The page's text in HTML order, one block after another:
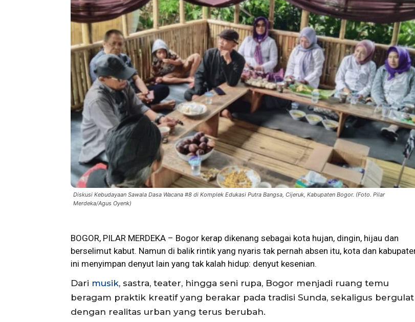
Diskusi Kebudayaan Sawala Dasa Wacana #8 di Komplek Edukasi Putra Bangsa, Cijeruk, Kabupaten Bogor. (Foto. Pilar
Merdeka/Agus Oyenk)
BOGOR, PILAR MERDEKA – Bogor kerap dikenang sebagai kota hujan, dingin, hijau dan
berselimut kabut. Namun di balik rintik yang nyaris tak pernah absen itu, kota dan
ini menyimpan denyut lain yang tak kalah hidup: denyut kesenian.
Dari musik, sastra, teater, hingga seni rupa, Bogor menjadi ruang temu
beragam praktik kreatif yang berakar pada tradisi Sunda, sekaligus bergulat
dengan realitas urban yang terus berubah.